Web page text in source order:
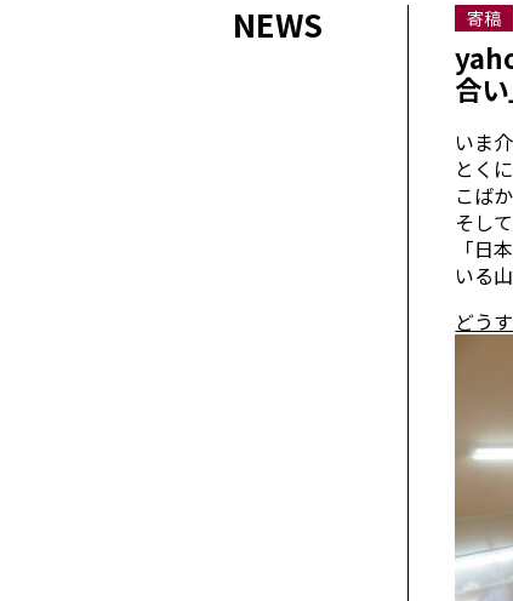
NEWS 寄稿
合
いま
とく
こばか
そし
「日
いる
どう